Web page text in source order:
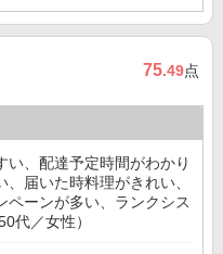
75.49点
い、配達予定時間がわかり
届いた時料理がきれい、
ペーンが多い、ランクシス
代／女性）